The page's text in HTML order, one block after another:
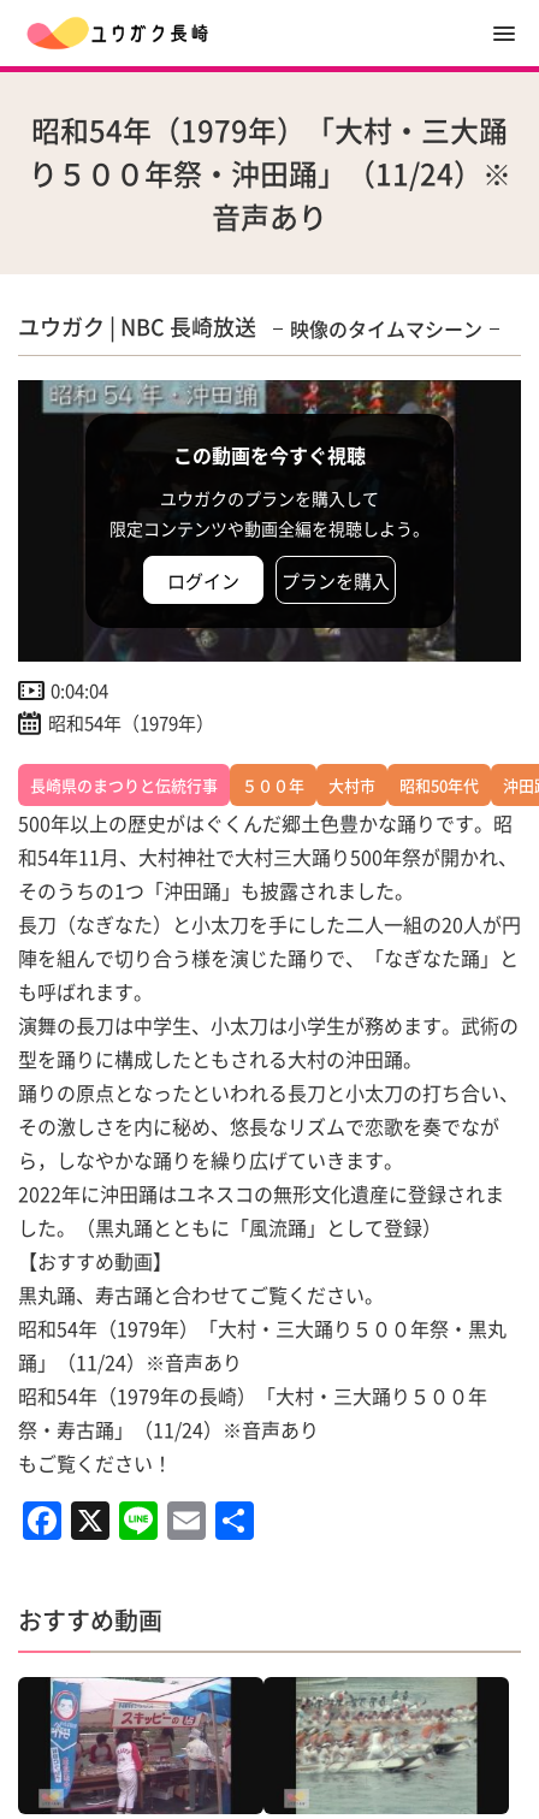
昭和54年（1979年）「大村・三大踊
り５００年祭・沖田踊」（11/24）※
音声あり
ユウガク | NBC 長崎放送 映像のタイムマシーン
この動画を今すぐ視聴
ユウガクのプランを購入して
限定コンテンツや動画全編を視聴しよう。
ログイン プランを購入
0:04:04
昭和54年（1979年）
長崎県のまつりと伝統行事 ５００年 大村市 昭和50年代 沖田
500年以上の歴史がはぐくんだ郷土色豊かな踊りです。昭
和54年11月、大村神社で大村三大踊り500年祭が開かれ、
そのうちの1つ「沖田踊」も披露されました。
長刀（なぎなた）と小太刀を手にした二人一組の20人が円
陣を組んで切り合う様を演じた踊りで、「なぎなた踊」と
も呼ばれます。
演舞の長刀は中学生、小太刀は小学生が務めます。武術の
型を踊りに構成したともされる大村の沖田踊。
踊りの原点となったといわれる長刀と小太刀の打ち合い、
その激しさを内に秘め、悠長なリズムで恋歌を奏でなが
ら，しなやかな踊りを繰り広げていきます。
2022年に沖田踊はユネスコの無形文化遺産に登録されま
した。（黒丸踊とともに「風流踊」として登録）
【おすすめ動画】
黒丸踊、寿古踊と合わせてご覧ください。
昭和54年（1979年）「大村・三大踊り５００年祭・黒丸
踊」（11/24）※音声あり
昭和54年（1979年の長崎）「大村・三大踊り５００年
祭・寿古踊」（11/24）※音声あり
もご覧ください！
F
a
c
e
b
o
o
k
X Li
n
e
E
m
l
おすすめ動画